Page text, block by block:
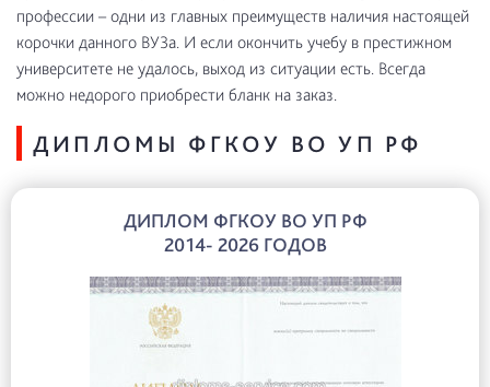
профессии – одни из главных преимуществ наличия настоящей
корочки данного ВУЗа. И если окончить учебу в престижном
университете не удалось, выход из ситуации есть. Всегда
можно недорого приобрести бланк на заказ.
ДИПЛОМЫ ФГКОУ ВО УП РФ
ДИПЛОМ ФГКОУ ВО УП РФ
2014- 2026 ГОДОВ